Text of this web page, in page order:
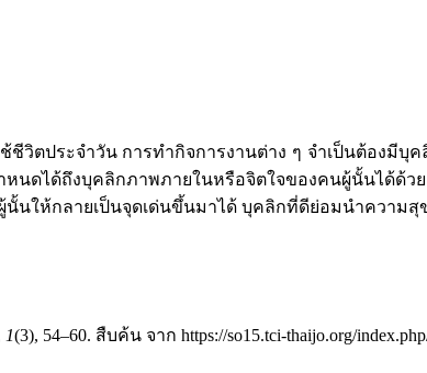
วิตประจำวัน การทำกิจการงานต่าง ๆ จำเป็นต้อง
ดได้ถึงบุคลิกภาพภายในหรือจิตใจของคนผู้นั้นได้ด้
ให้กลายเป็นจุดเด่นขึ้นมาได้ บุคลิกที่ดีย่อมนำความสุ
1(3), 54–60. สืบค้น จาก https://so15.tci-thaijo.org/